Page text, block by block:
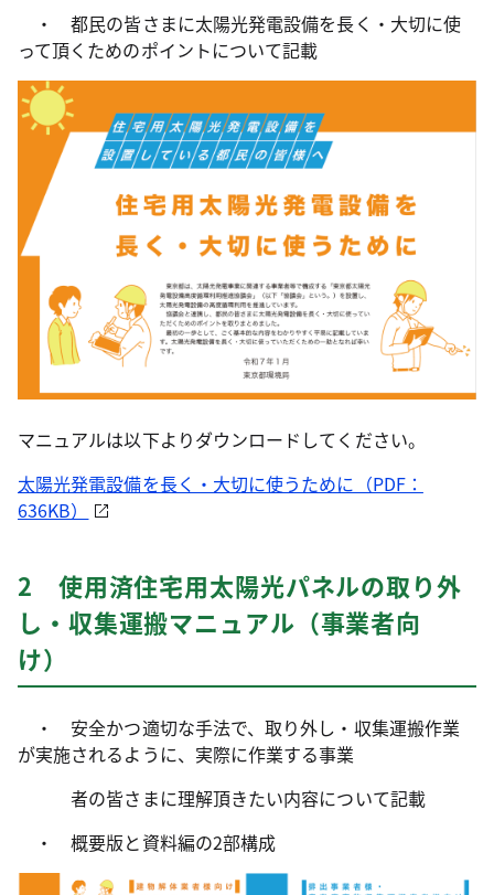
・ 都民の皆さまに太陽光発電設備を長く・大切に使
って頂くためのポイントについて記載
マニュアルは以下よりダウンロードしてください。
太陽光発電設備を長く・大切に使うために（PDF：
636KB）
2 使用済住宅用太陽光パネルの取り外
し・収集運搬マニュアル（事業者向
け）
・ 安全かつ適切な手法で、取り外し・収集運搬作業
が実施されるように、実際に作業する事業
者の皆さまに理解頂きたい内容について記載
・ 概要版と資料編の2部構成